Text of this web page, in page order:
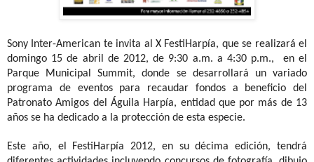
Sony Inter-American te invita al X FestiHarpía, que se realizará el
domingo 15 de abril de 2012, de 9:30 a.m. a 4:30 p.m., en el
Parque Municipal Summit, donde se desarrollará un variado
programa de eventos para recaudar fondos a beneficio del
Patronato Amigos del Águila Harpía, entidad que por más de 13
años se ha dedicado a la protección de esta especie.
Este año, el FestiHarpía 2012, en su décima edición, tendrá